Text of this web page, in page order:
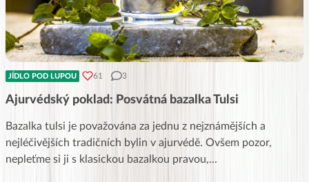
JÍDLO POD LUPOU 61 3
Ajurvédský poklad: Posvátná bazalka Tulsi
Bazalka tulsi je považována za jednu z nejznámějších a
nejléčivějších tradičních bylin v ajurvédě. Ovšem pozor,
nepleťme si ji s klasickou bazalkou pravou,...